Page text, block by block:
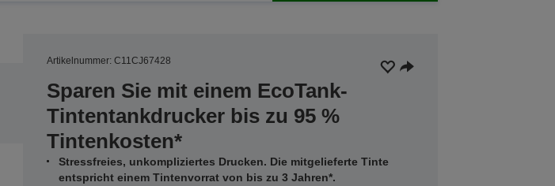
Artikelnummer: C11CJ67428
Sparen Sie mit einem EcoTank-
Tintentankdrucker bis zu 95 %
Tintenkosten*
Stressfreies, unkompliziertes Drucken. Die mitgelieferte Tinte
entspricht einem Tintenvorrat von bis zu 3 Jahren*.